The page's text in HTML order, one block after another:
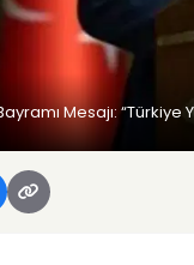
Mesajı: “Türkiye